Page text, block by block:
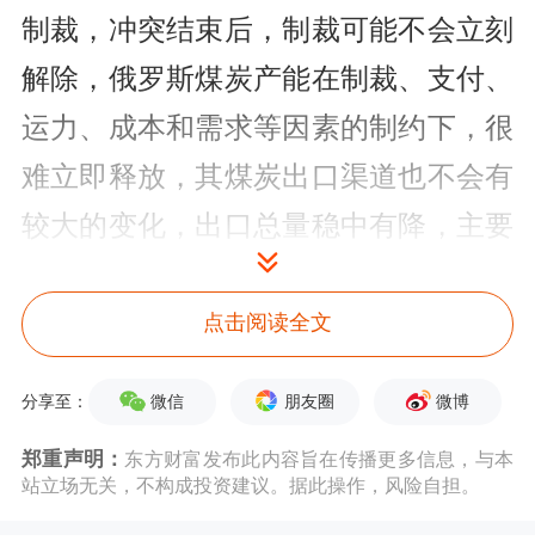
制裁，冲突结束后，制裁可能不会立刻
解除，俄罗斯煤炭产能在制裁、支付、
运力、成本和需求等因素的制约下，很
难立即释放，其煤炭出口渠道也不会有
较大的变化，出口总量稳中有降，主要
市场仍为亚洲地区。
俄罗斯是全球重要的煤炭生产和出口大
国，已探明的煤炭储量约1622亿吨，占
全球总储量的15%左右，仅次于美国；
炼焦煤储量极其丰富，约占全球的
点击阅读全文
分享至： 微信 朋友圈 微博
郑重声明： 东方财富发布此内容旨在传播更多信息，与本
站立场无关，不构成投资建议。据此操作，风险自担。